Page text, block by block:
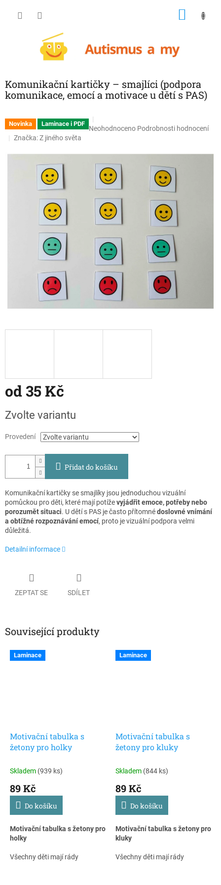
Komunikační kartičky – smajlíci (podpora
komunikace, emocí a motivace u dětí s PAS)
Novinka Laminace i PDF
Průměrné
je
0,0
Neohodnoceno Podrobnosti hodnocení
Značka:Z jiného světa
od35 Kč
cena:
Zvolte variantu
Provedení
Přidat do košíku
Komunikační kartičky se smajlíky jsou jednoduchou vizuální
pomůckou pro děti, které mají potíževyjádřit emoce, potřeby nebo
porozumět situaci. U dětí s PAS je často přítomnédoslovné vnímání
a obtížné rozpoznávání emocí, proto je vizuální podpora velmi
důležitá.
Detailní informace
ZEPTAT SE SDÍLET
Související produkty
Laminace
Motivační tabulka s
žetony pro holky
Skladem (939 ks)
89 Kč
Do košíku
Motivační tabulka s žetony pro
holky
Všechny děti mají rády
Laminace
Motivační tabulka s
žetony pro kluky
Skladem (844 ks)
89 Kč
Do košíku
Motivační tabulka s žetony pro
kluky
Všechny děti mají rády